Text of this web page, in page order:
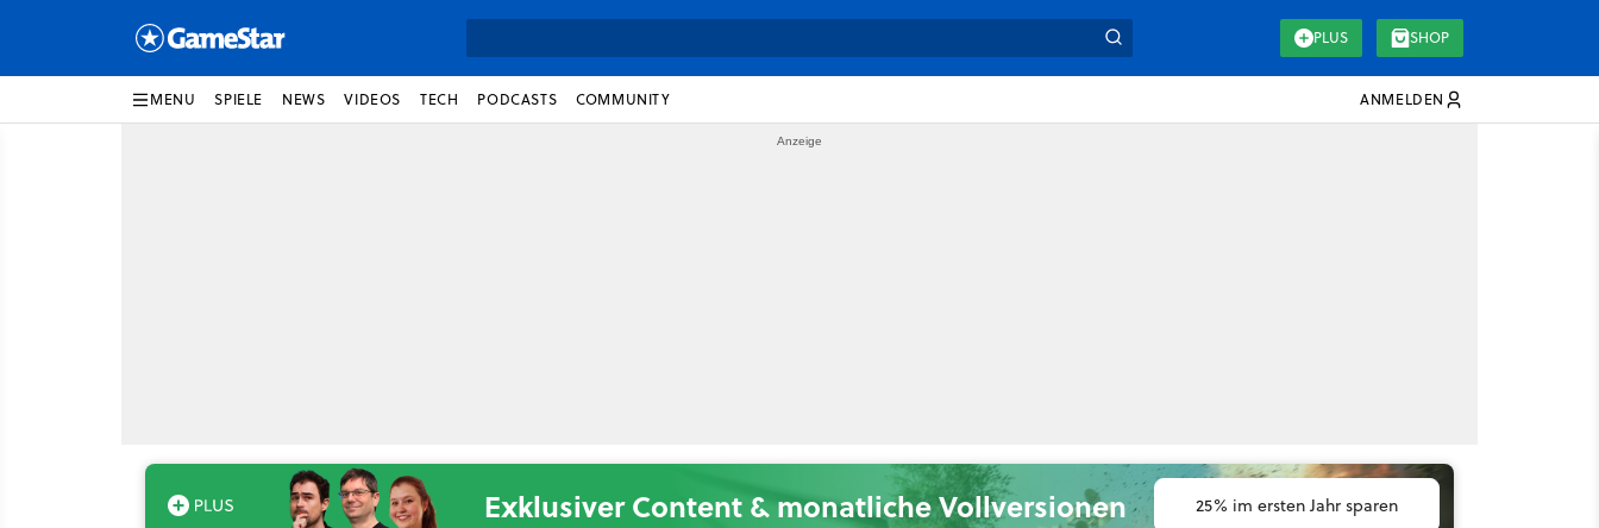
PLUS SHOP
MENU SPIELE NEWS VIDEOS TECH PODCASTS COMMUNITY ANMELDEN
Exklusiver Content & monatliche Vollversionen 25% im ersten Jahr sparen